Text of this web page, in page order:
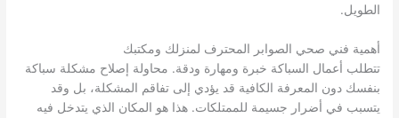
الطويل.
أهمية فني صحي الصوابر المحترف لمنزلك ومكتبك
تتطلب أعمال السباكة خبرة ومهارة ودقة. محاولة إصلاح مشكلة سباكة
بنفسك دون المعرفة الكافية قد يؤدي إلى تفاقم المشكلة، بل وقد
يتسبب في أضرار جسيمة للممتلكات. هذا هو المكان الذي يتدخل فيه